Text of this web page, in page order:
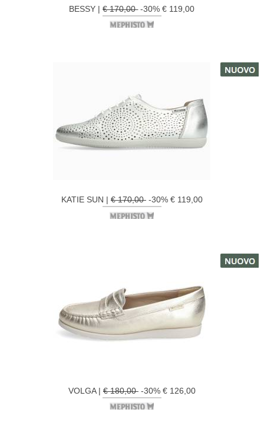
BESSY |€ 170,00-30% € 119,00
KATIE SUN | € 170,00-30% € 119,00
VOLGA | € 180,00-30% € 126,00